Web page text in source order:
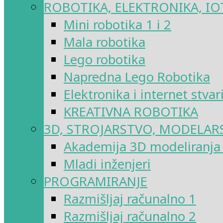
ROBOTIKA, ELEKTRONIKA,
Mini robotika 1 i 2
Mala robotika
Lego robotika
Napredna Lego Robotika
Elektronika i internet
KREATIVNA ROBOTIKA
3D, STROJARSTVO,
Akademija 3D
Mladi inženjeri
PROGRAMIRANJE
Razmišljaj računalno 1
Razmišljaj računalno 2